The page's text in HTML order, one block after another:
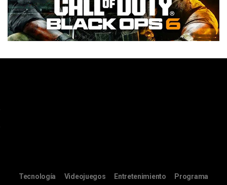
Tecnología Videojuegos Entretenimiento Programa